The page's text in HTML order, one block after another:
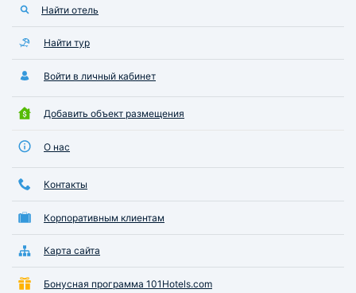
Найти отель
Найти тур
Войти в личный кабинет
Добавить объект размещения
О нас
Контакты
Корпоративным клиентам
Карта сайта
Бонусная программа 101Hotels.com